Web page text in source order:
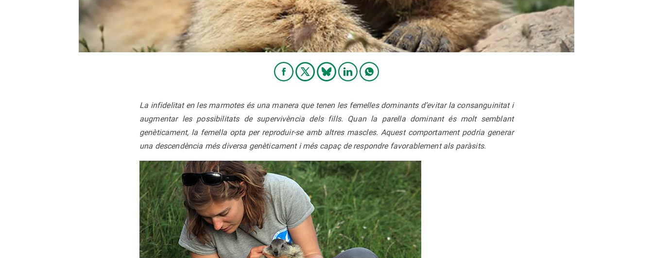
La infidelitat en les marmotes és una manera que tenen les femelles dominants d’evitar la consanguinitat i
augmentar les possibilitats de supervivència dels fills. Quan la parella dominant és molt semblant
genèticament, la femella opta per reproduir-se amb altres mascles. Aquest comportament podria generar
una descendència més diversa genèticament i més capaç de respondre favorablement als paràsits.